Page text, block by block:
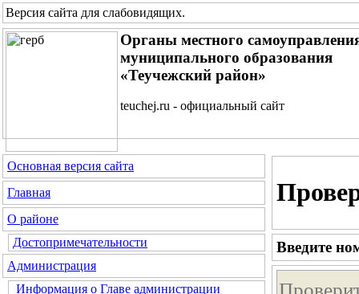
Версия сайта для слабовидящих.
Органы местного
муниципального образования
«Теучежский район»
teuchej.ru - официальный сайт
Основная версия сайта
Главная
О районе
Достопримечательности
Администрация
Информация о Главе администрации
Введите